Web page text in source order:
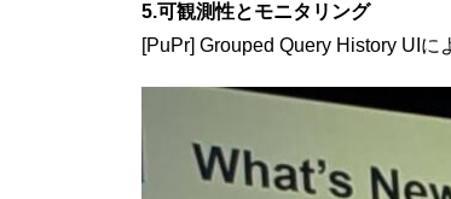
5.可観測性とモニタリング
[PuPr] Grouped Query History UI